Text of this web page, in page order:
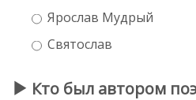
Ярослав Мудрый
Святослав
Кто был автором